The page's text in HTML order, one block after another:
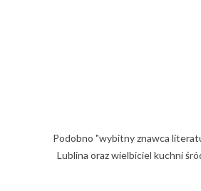
Podobno "wybitny znawca
Lublina oraz wielbiciel kuchni